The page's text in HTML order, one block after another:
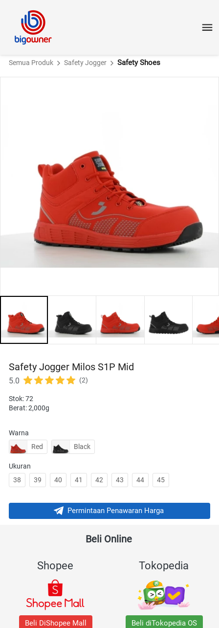
Semua Produk Safety Jogger Safety Shoes
Safety Jogger Milos S1P Mid
5.0 (2)
Stok: 72
Berat: 2,000g
Warna
Red
Black
Ukuran
38
39 40 41 42 43 44 45
` Permintaan Penawaran Harga
Beli Online
Shopee
Beli DiShopee Mall
Tokopedia
Beli diTokopedia OS